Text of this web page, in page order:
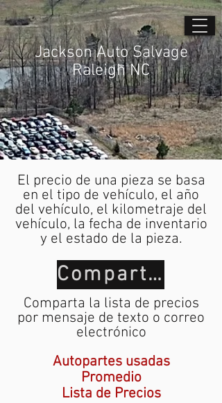
Jackson Auto Salvage
Raleigh NC
El precio de una pieza se basa
en el tipo de vehículo, el año
del vehículo, el kilometraje del
vehículo, la fecha de inventario
y el estado de la pieza.
Compartir
Comparta la lista de precios
por mensaje de texto o correo
electrónico
Autopartes usadas
Promedio
Lista de Precios